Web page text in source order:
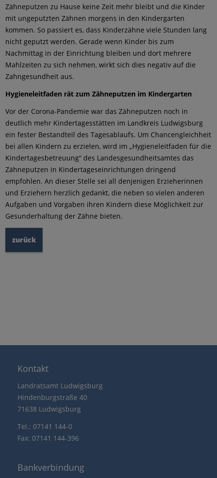
Zähneputzen zu Hause keine Zeit mehr bleibt und die Kinder
mit ungeputzten Zähnen morgens in den Kindergarten
kommen. So passiert es, dass Kinderzähne viele Stunden lang
nicht geputzt werden. Gerade wenn Kinder bis zum
Nachmittag in der Einrichtung bleiben und dort mehrere
Mahlzeiten zu sich nehmen, wirkt sich dies negativ auf die
Zahngesundheit aus.
Hygieneleitfaden rät zum Zähneputzen im Kindergarten
Vor der Corona-Pandemie war das Zähneputzen noch in
deutlich mehr Kindertagesstätten im Landkreis Ludwigsburg
ein fester Bestandteil des Tagesablaufs. Um Chancengleichheit
bei allen Kindern zu erzielen, wird im „Hygieneleitfaden für die
Kindertagesbetreuung“ des Landesgesundheitsamtes das
Zähneputzen in Kindertageseinrichtungen dringend
empfohlen. An dieser Stelle sei all denjenigen Erzieherinnen
und Erziehern herzlich gedankt, die neben so vielen anderen
Aufgaben und Vorgaben ihren Kindern diese Möglichkeit zur
Gesunderhaltung der Zähne bieten.
zurück
Kontakt
Landratsamt Ludwigsburg
Hindenburgstraße 40
71638 Ludwigsburg
Tel.: 07141 144-0
Fax: 07141 144-396
Bankverbindung